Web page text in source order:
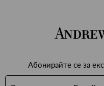
Абонирайте се за